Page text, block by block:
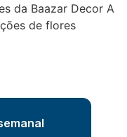
da Baazar Decor A
de flores